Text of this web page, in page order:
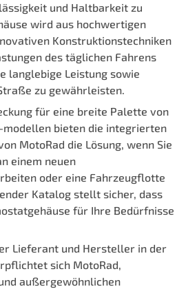
und Haltbarkeit zu
wird aus hochwertigen
Konstruktionstechniken
des täglichen Fahrens
langlebige Leistung sowie
zu gewährleisten.
für eine breite Palette von
modellen bieten die integrierten
MotoRad die Lösung, wenn Sie
einem neuen
oder eine Fahrzeugflotte
Katalog stellt sicher, dass
für Ihre Bedürfnisse
Lieferant und Hersteller in der
sich MotoRad,
außergewöhnlichen